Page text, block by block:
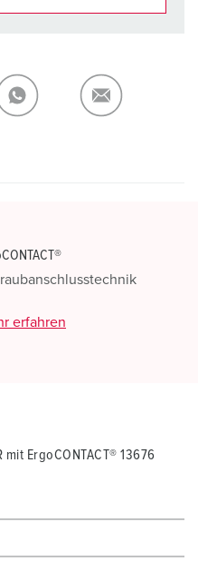
HINZUFÜGEN
erfahren
ErgoCONTACT® 13676